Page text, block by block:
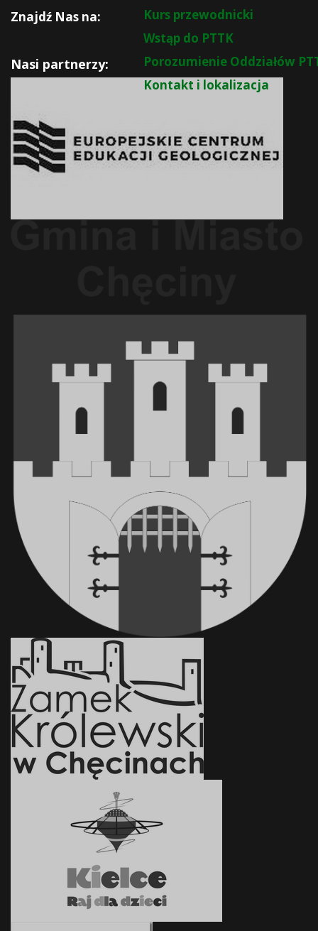
Kurs przewodnicki
Wstąp do PTTK
Porozumienie Oddziałów
Kontakt i lokalizacja
Znajdź Nas na:
Nasi partnerzy: